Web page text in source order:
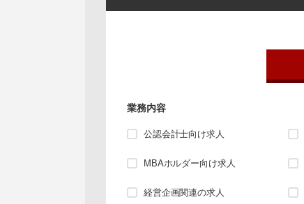
業務内容
公認会計士向け求人
MBAホルダー向け求人
経営企画関連の求人